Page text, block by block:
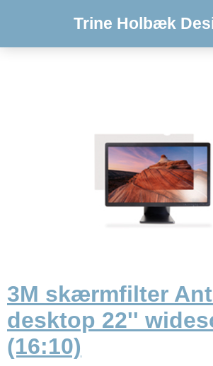
Trine Holbæk
3M skærmfilter
desktop 22''
(16:10)